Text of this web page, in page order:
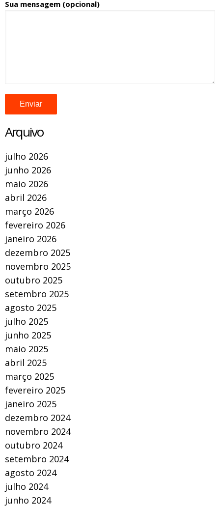
Sua mensagem (opcional)
Arquivo
julho 2026
junho 2026
maio 2026
abril 2026
março 2026
fevereiro 2026
janeiro 2026
dezembro 2025
novembro 2025
outubro 2025
setembro 2025
agosto 2025
julho 2025
junho 2025
maio 2025
abril 2025
março 2025
fevereiro 2025
janeiro 2025
dezembro 2024
novembro 2024
outubro 2024
setembro 2024
agosto 2024
julho 2024
junho 2024